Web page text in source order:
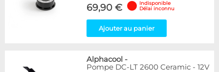
69,90 €
Indisponible
Délai inconnu
Ajouter au panier
Alphacool -
Pompe DC-LT 2600 Ceramic - 12V